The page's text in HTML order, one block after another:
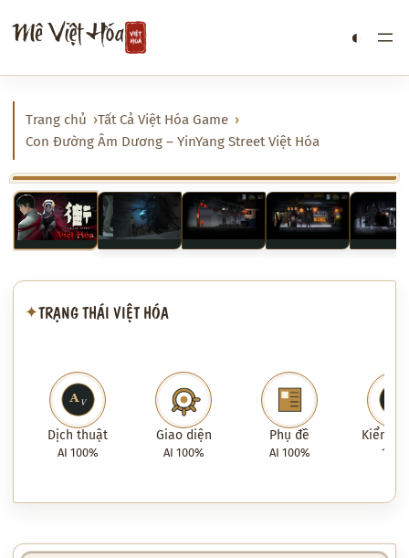
đến
nội
dung
Mê Việt Hóa ◐
Trang chủ
Tất Cả Việt Hóa Game
Con Đường Âm Dương – YinYang Street Việt Hóa
‹ ›
✦TRẠNG THÁI VIỆT HÓA
Dịch thuật
AI 100%
Giao diện
AI 100%
Phụ đề
AI 100%
Kiểm
100%